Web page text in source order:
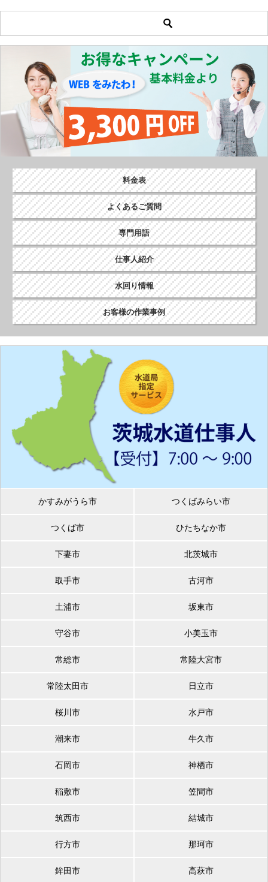
b
o
料金表
よくあるご質問
専門用語
仕事人紹介
水回り情報
お客様の作業事例
かすみがうら市 つくばみらい市
つくば市 ひたちなか市
下妻市 北茨城市
取手市 古河市
土浦市 坂東市
守谷市 小美玉市
常総市 常陸大宮市
常陸太田市 日立市
桜川市 水戸市
潮来市 牛久市
石岡市 神栖市
稲敷市 笠間市
筑西市 結城市
行方市 那珂市
鉾田市 高萩市